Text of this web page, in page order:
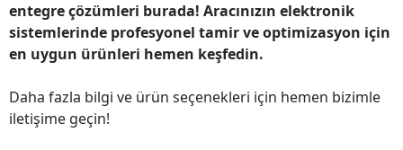
entegre çözümleri burada! Aracınızın elektronik
sistemlerinde profesyonel tamir ve optimizasyon için
en uygun ürünleri hemen keşfedin.
Daha fazla bilgi ve ürün seçenekleri için hemen bizimle
iletişime geçin!